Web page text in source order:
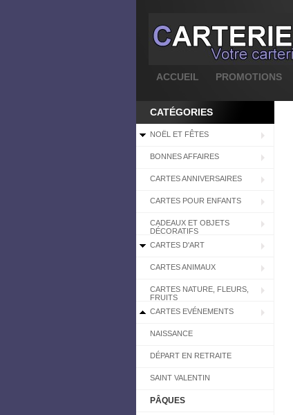
ACCUEIL PROMOTIONS
CATÉGORIES
NOËL ET FÊTES
BONNES AFFAIRES
CARTES ANNIVERSAIRES
CARTES POUR ENFANTS
CADEAUX ET OBJETS
DÉCORATIFS
CARTES D'ART
CARTES ANIMAUX
CARTES NATURE, FLEURS,
FRUITS
CARTES EVÉNEMENTS
NAISSANCE
DÉPART EN RETRAITE
SAINT VALENTIN
PÂQUES